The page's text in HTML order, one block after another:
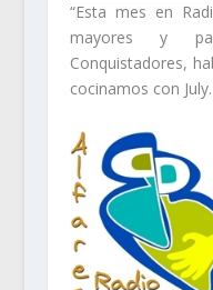
audio
“Esta mes en
mayores y
Conquistadores,
cocinamos con